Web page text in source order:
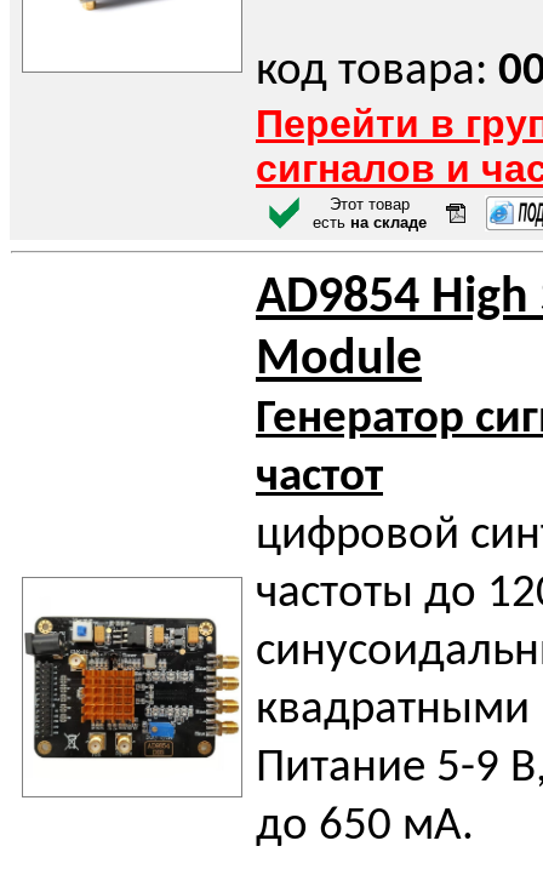
код товара:
Перейти в
сигналов и
Этот товар
есть на складе
AD9854 High
Module
Генератор
частот
цифровой
частоты до
Питание 5-9
до 650 мА.